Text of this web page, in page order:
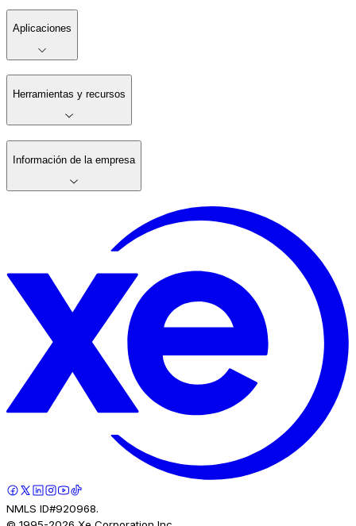
Aplicaciones
Herramientas y recursos
Información de la empresa
NMLS ID#920968.